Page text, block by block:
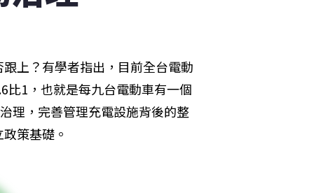
上？有學者指出，目前全台電動
比1，也就是每九台電動車有一個
理，完善管理充電設施背後的整
策基礎。